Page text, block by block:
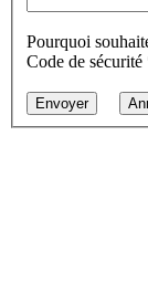
Pourquoi
Code de sécurité